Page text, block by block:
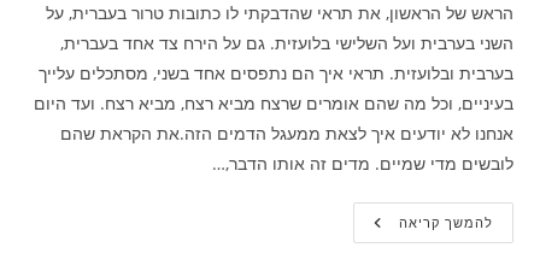
הראש של הראשון, את תראי שהדבקתי לו כתובות טרור בעברית, על
השני בערבית ועל השלישי בלועזית. גם על הירח צד אחד בעברית,
בערבית ובלועזית. תראי איך הם נתפסים אחד בשני, מסתכלים עלייך
בעיניים, וכל מה שהם אומרים שרצח מביא רצח, מביא רצח. ועד היום
אנחנו לא יודעים איך לצאת ממעגל הדמים הזה.את הקראת שהם
לובשים מדי שמיים. מדים זה אותו הדבר,…
להמשך קריאהמוזיאון
הבובות